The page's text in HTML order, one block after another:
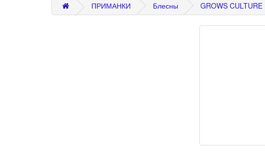
ПРИМАНКИ Блесны GROWS CULTURE